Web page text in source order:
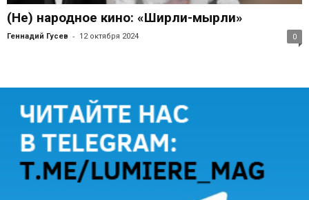
(Не) народное кино: «Ширли-мырли»
Геннадий Гусев - 12 октября 2024 0